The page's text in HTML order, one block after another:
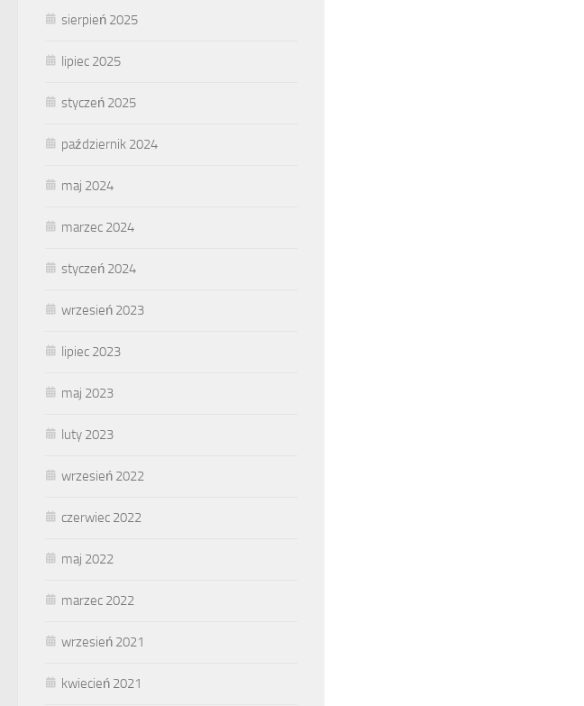
sierpień 2025
lipiec 2025
styczeń 2025
październik 2024
maj 2024
marzec 2024
styczeń 2024
wrzesień 2023
lipiec 2023
maj 2023
luty 2023
wrzesień 2022
czerwiec 2022
maj 2022
marzec 2022
wrzesień 2021
kwiecień 2021